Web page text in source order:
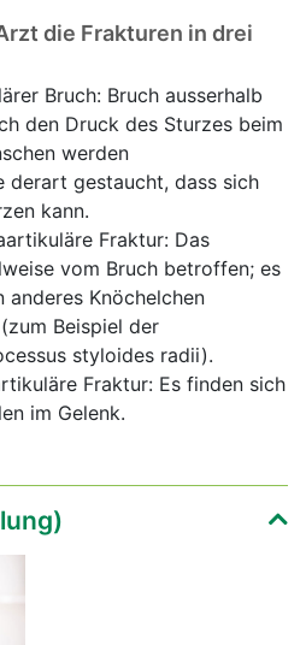
die Frakturen in drei
Bruch: Bruch ausserhalb
den Druck des Sturzes beim
werden
derart gestaucht, dass sich
kann.
Fraktur: Das
vom Bruch betroffen; es
anderes Knöchelchen
Beispiel der
styloides radii).
Fraktur: Es finden sich
im Gelenk.